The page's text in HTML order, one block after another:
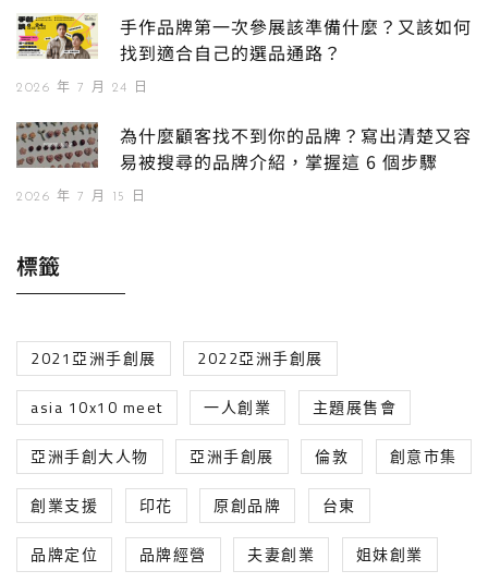
手作品牌第一次參展該準備什麼？又該如何
找到適合自己的選品通路？
2026 年 7 月 24 日
為什麼顧客找不到你的品牌？寫出清楚又容
易被搜尋的品牌介紹，掌握這 6 個步驟
2026 年 7 月 15 日
標籤
2021亞洲手創展 2022亞洲手創展
asia 10x10 meet 一人創業 主題展售會
亞洲手創大人物 亞洲手創展 倫敦 創意市集
創業支援 印花 原創品牌 台東
品牌定位 品牌經營 夫妻創業 姐妹創業